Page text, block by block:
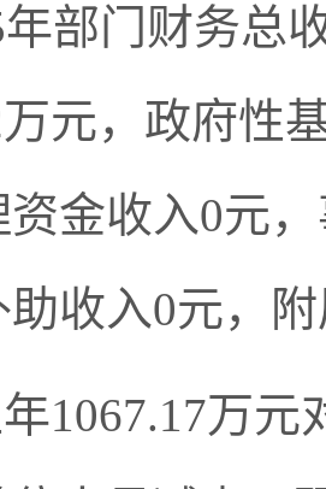
年部门财务总
万元，政府性
资金收入0元
助收入0元，
1067.17万